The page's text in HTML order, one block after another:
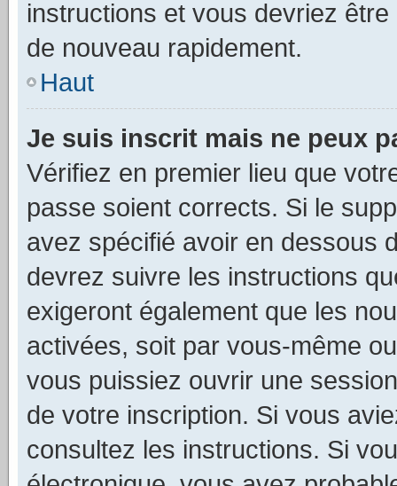
instructions et vous devriez
de nouveau rapidement.
Haut
Je suis inscrit mais ne peux
Vérifiez en premier lieu que
passe soient corrects. Si le
avez spécifié avoir en dessous
devrez suivre les instructions
exigeront également que les
activées, soit par vous-même
vous puissiez ouvrir une
de votre inscription. Si vous
consultez les instructions. Si